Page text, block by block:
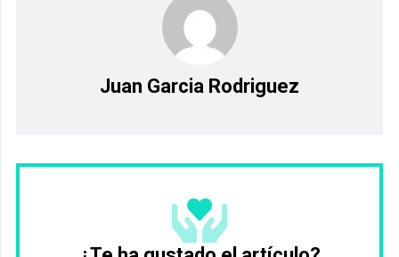
Juan Garcia Rodriguez